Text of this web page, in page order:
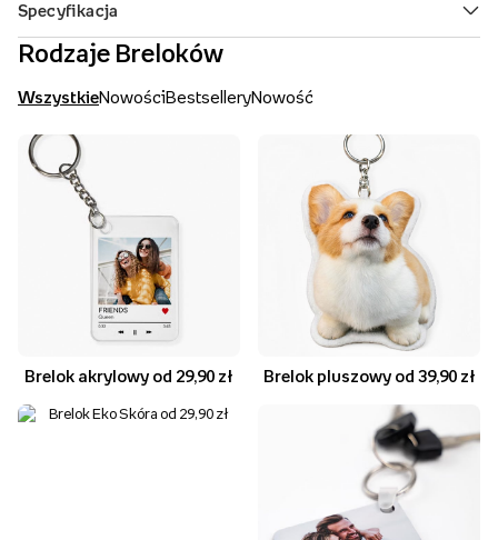
Rodzaje Breloków
WszystkieNowościBestselleryNowość
Brelok akrylowy od 29,90 zł Brelok pluszowy od 39,90 zł